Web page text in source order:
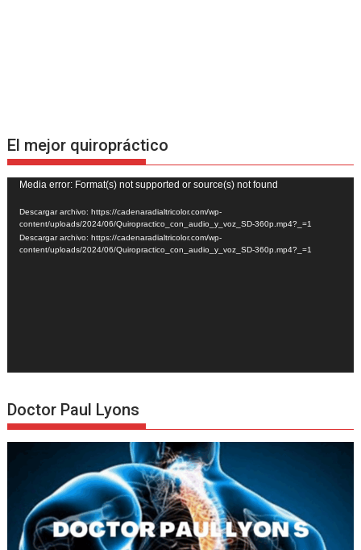
El mejor quiropráctico
Reproductor
de
vídeo
Media error: Format(s) not supported or source(s) not found
Descargar archivo: https://cadenaradialtricolor.com/wp-
content/uploads/2024/06/Quiropractico_con_audio_y_voz_SD-360p.mp4?_=1
Descargar archivo: https://cadenaradialtricolor.com/wp-
content/uploads/2024/06/Quiropractico_con_audio_y_voz_SD-360p.mp4?_=1
Doctor Paul Lyons